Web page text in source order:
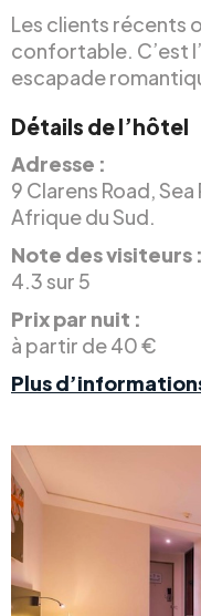
Les clients récents
confortable. C’est
escapade
Détails de l’hôtel
Adresse :
9 Clarens Road,
Afrique du Sud.
Note des visiteurs :
4.3 sur 5
Prix par nuit :
à partir de 40 €
Plus